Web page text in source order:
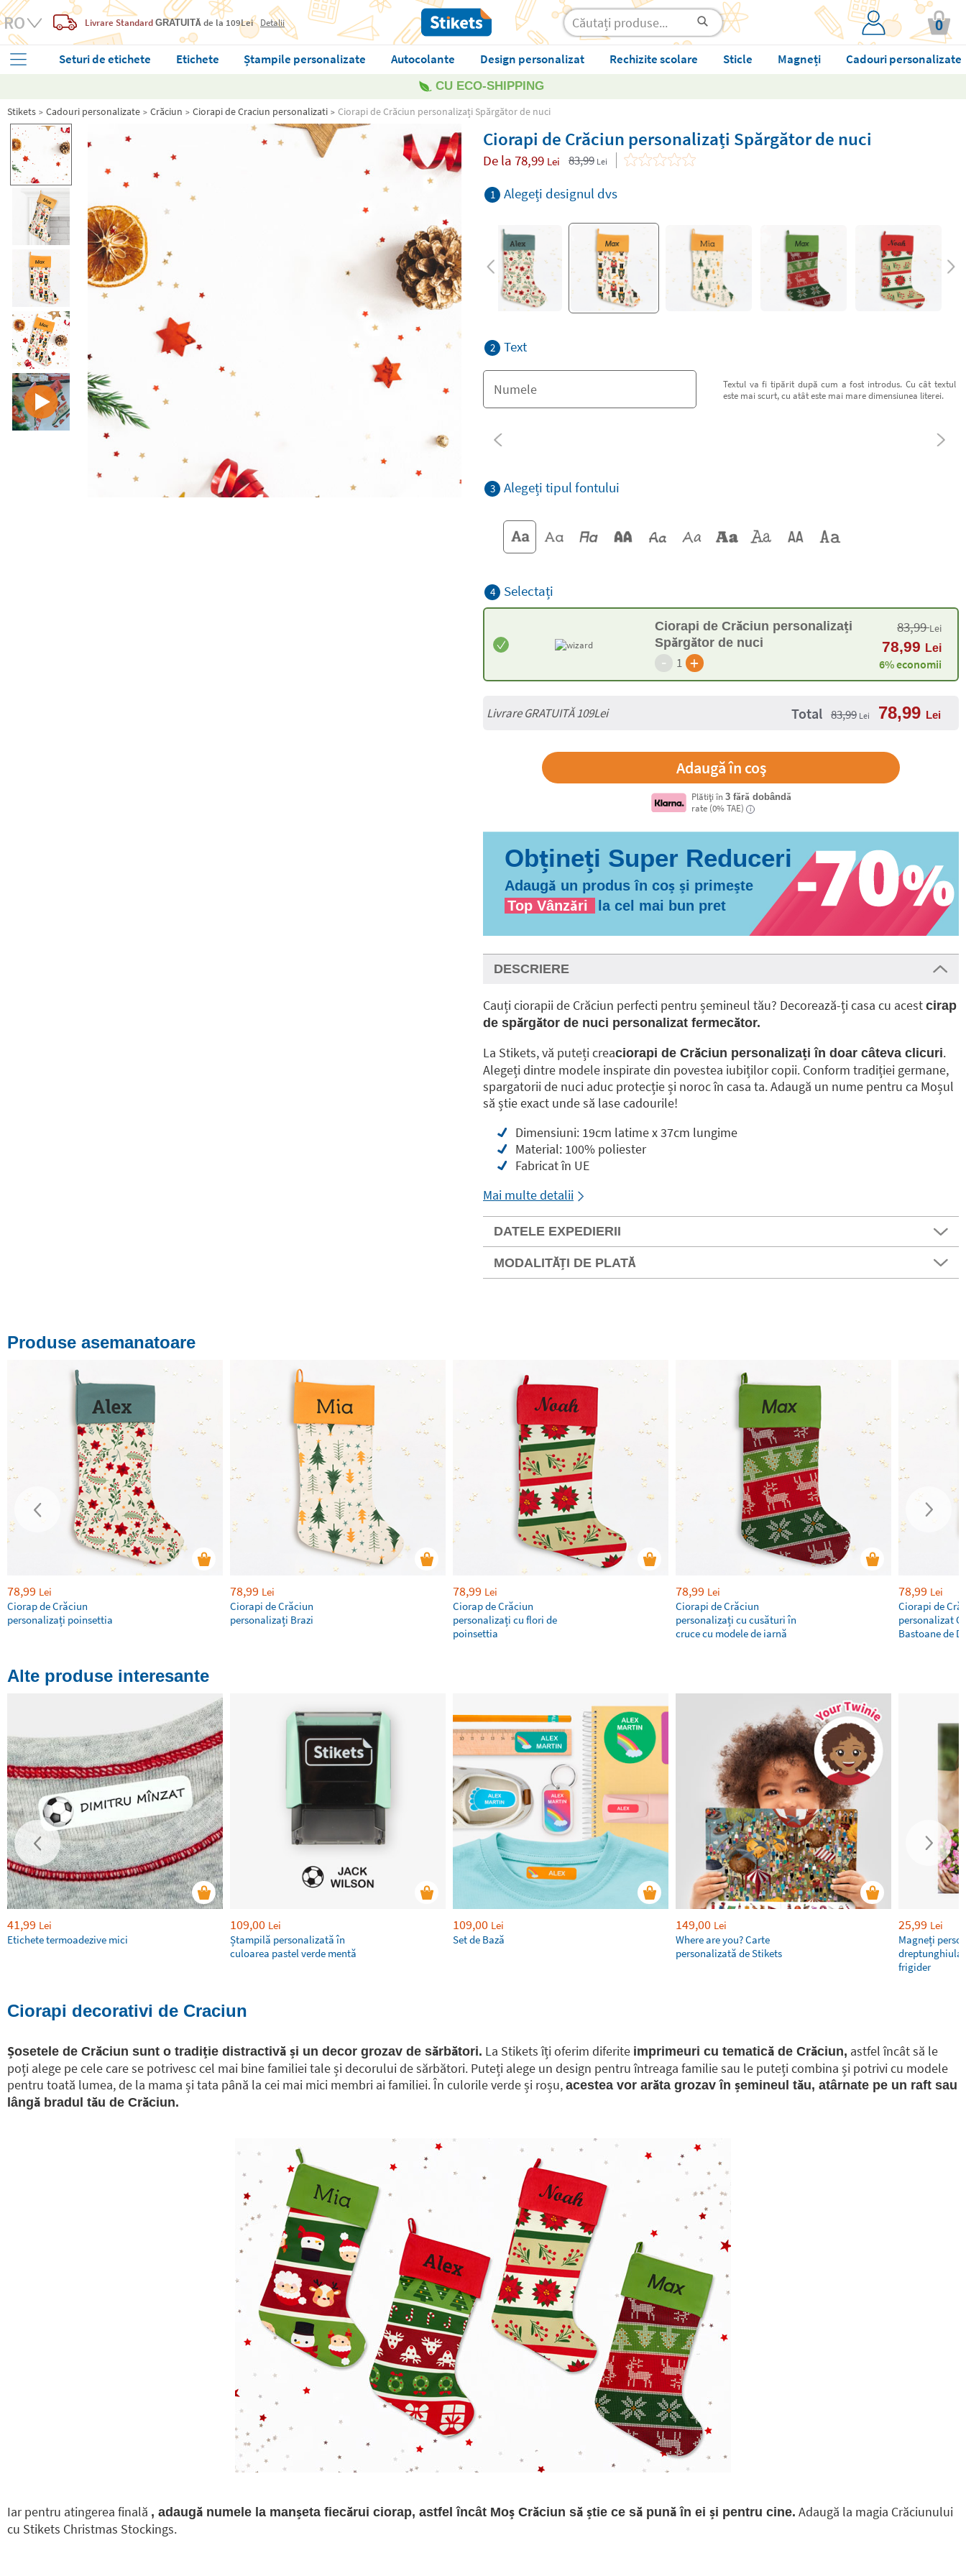
Livrare Standard GRATUITĂ de la 109Lei Detalii 0
Seturi de etichete Etichete Ștampile personalizate Autocolante Design personalizat Rechizite scolare Sticle Magneți Cadouri personalizate
CU ECO-SHIPPING
Stikets Cadouri personalizate Crăciun Ciorapi de Craciun personalizati Ciorapi de Crăciun personalizați Spărgător de nuci
Ciorapi de Crăciun personalizați Spărgător de nuci
De la 78,99 Lei 83,99 Lei
1 Alegeți designul dvs
2 Text
Textul va fi tipărit după cum a fost introdus. Cu cât textul
este mai scurt, cu atât este mai mare dimensiunea literei.
3 Alegeți tipul fontului
4 Selectați
Ciorapi de Crăciun personalizați
Spărgător de nuci
- 1 +
83,99Lei
78,99 Lei
6% economii
Livrare GRATUITĂ 109Lei Total 83,99 Lei 78,99 Lei
Plătiți în 3 fără dobândă
rate (0% TAE) i
Adaugă un produs în coș și primește
Top Vânzări
la cel mai bun pret
DESCRIERE
Cauți ciorapii de Crăciun perfecti pentru șemineul tău? Decorează-ți casa cu acest cirap
de spărgător de nuci personalizat fermecător.
La Stikets, vă puteți creaciorapi de Crăciun personalizați în doar câteva clicuri.
Alegeți dintre modele inspirate din povestea iubiților copii. Conform tradiției germane,
spargatorii de nuci aduc protecție și noroc în casa ta. Adaugă un nume pentru ca Moșul
să știe exact unde să lase cadourile!
Dimensiuni: 19cm latime x 37cm lungime
Material: 100% poliester
Fabricat în UE
Mai multe detalii
DATELE EXPEDIERII
MODALITĂȚI DE PLATĂ
Produse asemanatoare
78,99 Lei
Ciorap de Crăciun
personalizați poinsettia
78,99 Lei
Ciorapi de Crăciun
personalizați Brazi
78,99 Lei
Ciorap de Crăciun
personalizați cu flori de
poinsettia
78,99 Lei
Ciorapi de Crăciun
personalizați cu cusături în
cruce cu modele de iarnă
78,99 Lei
Ciorapi de
personalizat
Bastoane de
Alte produse interesante
41,99 Lei
Etichete termoadezive mici
109,00 Lei
Ștampilă personalizată în
culoarea pastel verde mentă
109,00 Lei
Set de Bază
149,00 Lei
Where are you? Carte
personalizată de Stikets
25,99 Lei
Magneți
frigider
Ciorapi decorativi de Craciun
Șosetele de Crăciun sunt o tradiție distractivă și un decor grozav de sărbători. La Stikets îți oferim diferite imprimeuri cu tematică de Crăciun, astfel încât să le
poți alege pe cele care se potrivesc cel mai bine familiei tale și decorului de sărbători. Puteți alege un design pentru întreaga familie sau le puteți combina și potrivi cu modele
pentru toată lumea, de la mama și tata până la cei mai mici membri ai familiei. În culorile verde și roșu, acestea vor arăta grozav în șemineul tău, atârnate pe un raft sau
lângă bradul tău de Crăciun.
Iar pentru atingerea finală , adaugă numele la manșeta fiecărui ciorap, astfel încât Moș Crăciun să știe ce să pună în ei și pentru cine. Adaugă la magia Crăciunului
cu Stikets Christmas Stockings.